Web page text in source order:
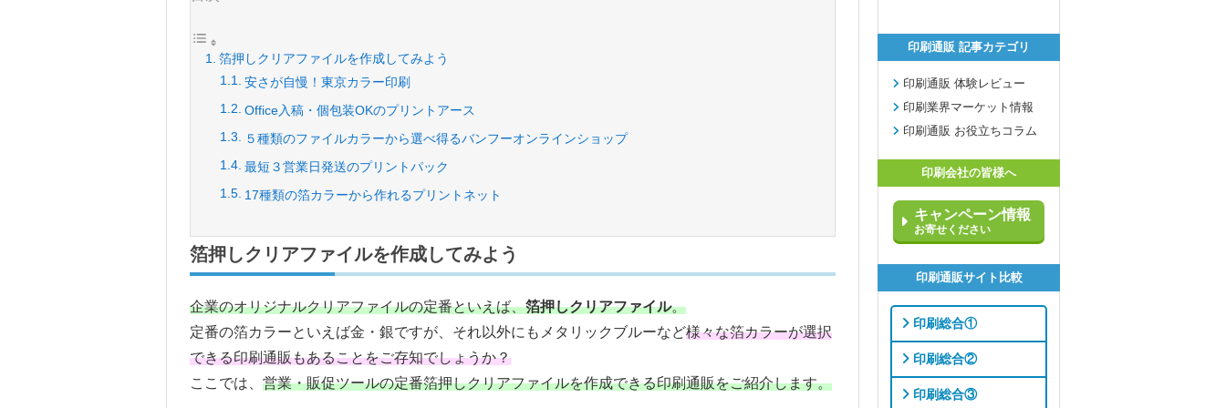
箔押しクリアファイルを作成してみよう
安さが自慢！東京カラー印刷
Office入稿・個包装OKのプリントアース
５種類のファイルカラーから選べ得るバンフーオンラインショップ
最短３営業日発送のプリントパック
17種類の箔カラーから作れるプリントネット
箔押しクリアファイルを作成してみよう
企業のオリジナルクリアファイルの定番といえば、箔押しクリアファイル。
定番の箔カラーといえば金・銀ですが、それ以外にもメタリックブルーなど様々な箔カラーが選択
できる印刷通販もあることをご存知でしょうか？
ここでは、 営業・販促ツールの定番箔押しクリアファイルを作成できる印刷通販をご紹介します。
印刷通販 記事カテゴリ
印刷通販 体験レビュー
印刷業界マーケット情報
印刷通販 お役立ちコラム
印刷会社の皆様へ
キャンペーン情報
お寄せください
印刷通販サイト比較
印刷総合①
印刷総合②
印刷総合③